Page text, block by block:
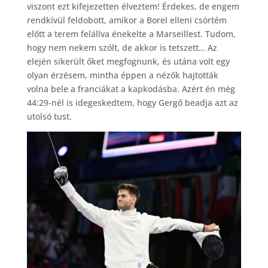
viszont ezt kifejezetten élveztem! Érdekes, de engem
rendkívül feldobott, amikor a Borel elleni csörtém
előtt a terem felállva énekelte a Marseillest. Tudom,
hogy nem nekem szólt, de akkor is tetszett… Az
elején sikerült őket megfognunk, és utána volt egy
olyan érzésem, mintha éppen a nézők hajtották
volna bele a franciákat a kapkodásba. Azért én még
44:29-nél is idegeskedtem, hogy Gergő beadja azt az
utolsó tust.